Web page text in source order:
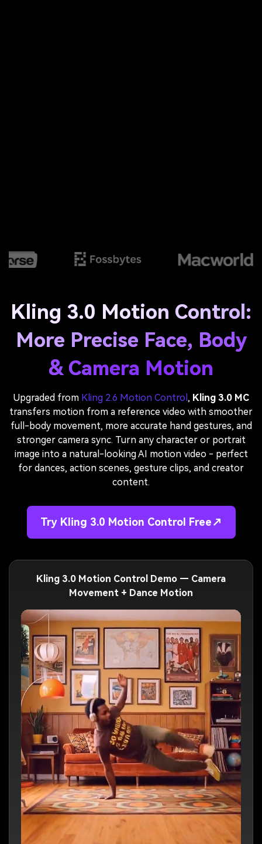
Kling 3.0 Motion Control:
More Precise Face, Body
& Camera Motion
Upgraded from Kling 2.6 Motion Control , Kling 3.0 MC
transfers motion from a reference video with smoother
full-body movement, more accurate hand gestures, and
stronger camera sync. Turn any character or portrait
image into a natural-looking AI motion video - perfect
for dances, action scenes, gesture clips, and creator
content.
Try Kling 3.0 Motion Control Free↗
Kling 3.0 Motion Control Demo — Camera
Movement + Dance Motion